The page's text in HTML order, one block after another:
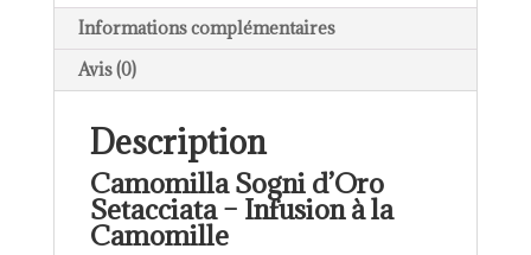
Informations complémentaires
Avis (0)
Description
Camomilla Sogni d’Oro
Setacciata – Infusion à la
Camomille